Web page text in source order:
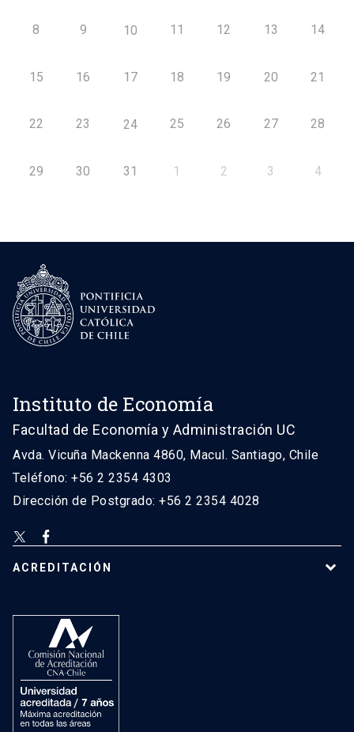
8 9 10 11 12 13 14
15 16 17 18 19 20 21
22 23 24 25 26 27 28
29 30 31 1 2 3 4
Instituto de Economía
Facultad de Economía y Administración UC
Avda. Vicuña Mackenna 4860, Macul. Santiago, Chile
Teléfono: +56 2 2354 4303
Dirección de Postgrado: +56 2 2354 4028
ACREDITACIÓN